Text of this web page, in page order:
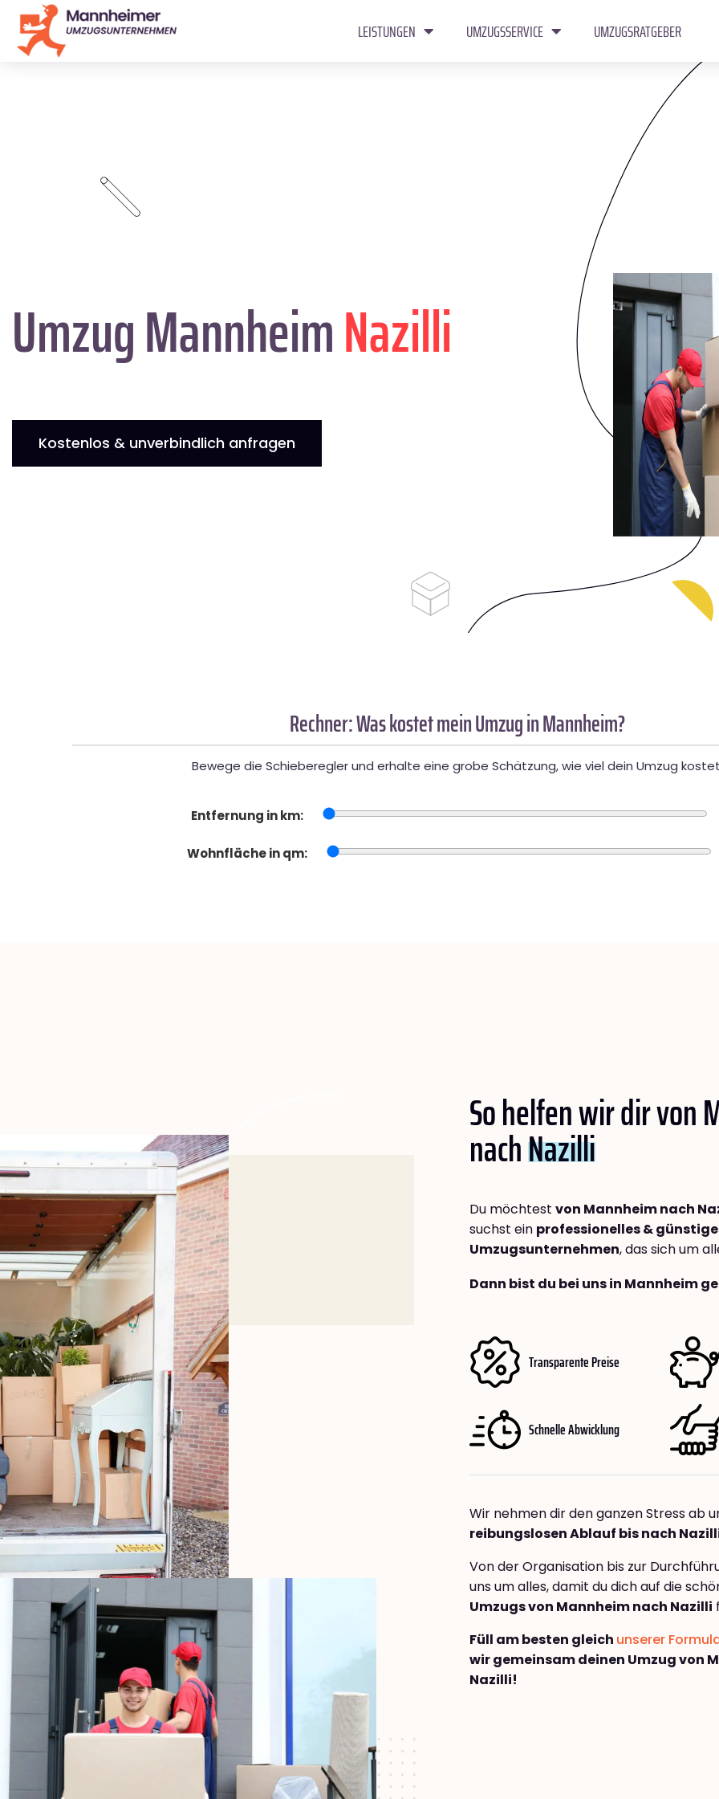
LEISTUNGEN UMZUGSSERVICE UMZUGSRATGEBER
Umzug MannheimNazilli
Kostenlos & unverbindlich anfragen
Rechner: Was kostet mein Umzug in Mannheim?
Bewege die Schieberegler und erhalte eine grobe Schätzung, wie viel dein Umzug
Entfernung in km:
Wohnfläche in qm:
So helfen wir dir von
nachNazilli
Du möchtest von Mannheim nach
suchst ein professionelles &
Umzugsunternehmen, das sich um
Dann bist du bei uns in Mannheim
Transparente Preise
Schnelle Abwicklung
Wir nehmen dir den ganzen Stress ab
reibungslosen Ablauf bis nach
Von der Organisation bis zur
uns um alles, damit du dich auf die
Umzugs von Mannheim nach Nazilli
Füll am besten gleich unserer
wir gemeinsam deinen Umzug von
Nazilli!